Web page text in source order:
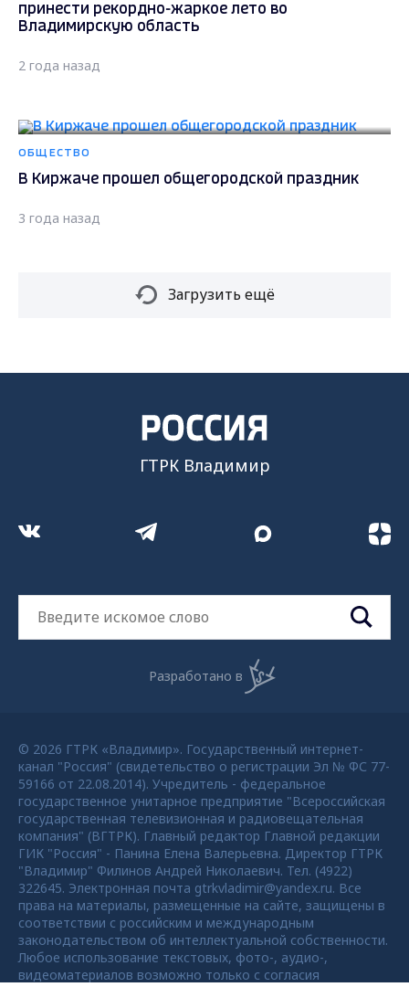
принести рекордно-жаркое лето во
Владимирскую область
2 года назад
ОБЩЕСТВО
В Киржаче прошел общегородской праздник
3 года назад
Загрузить ещё
ГТРК Владимир
Разработано в
© 2026 ГТРК «Владимир». Государственный интернет-
канал "Россия" (свидетельство о регистрации Эл № ФС 77-
59166 от 22.08.2014). Учредитель - федеральное
государственное унитарное предприятие "Всероссийская
государственная телевизионная и радиовещательная
компания" (ВГТРК). Главный редактор Главной редакции
ГИК "Россия" - Панина Елена Валерьевна. Директор ГТРК
"Владимир" Филинов Андрей Николаевич. Тел. (4922)
322645. Электронная почта gtrkvladimir@yandex.ru. Все
права на материалы, размещенные на сайте, защищены в
соответствии с российским и международным
законодательством об интеллектуальной собственности.
Любое использование текстовых, фото-, аудио-,
видеоматериалов возможно только с согласия